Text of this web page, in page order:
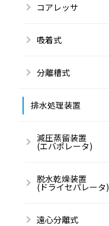
コアレッサ
吸着式
分離槽式
排水処理装置
減圧蒸留装置
(エバポレータ)
脱水乾燥装置
(ドライセパレータ)
遠心分離式